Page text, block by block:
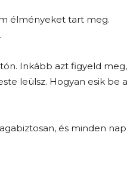
élményeket tart meg.
Inkább azt figyeld meg,
leülsz. Hogyan esik be a
és minden nap